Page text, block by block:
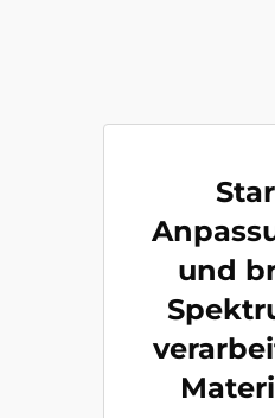
und